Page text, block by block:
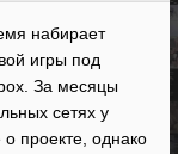
набирает
игры под
За месяцы
сетях у
проекте, однако